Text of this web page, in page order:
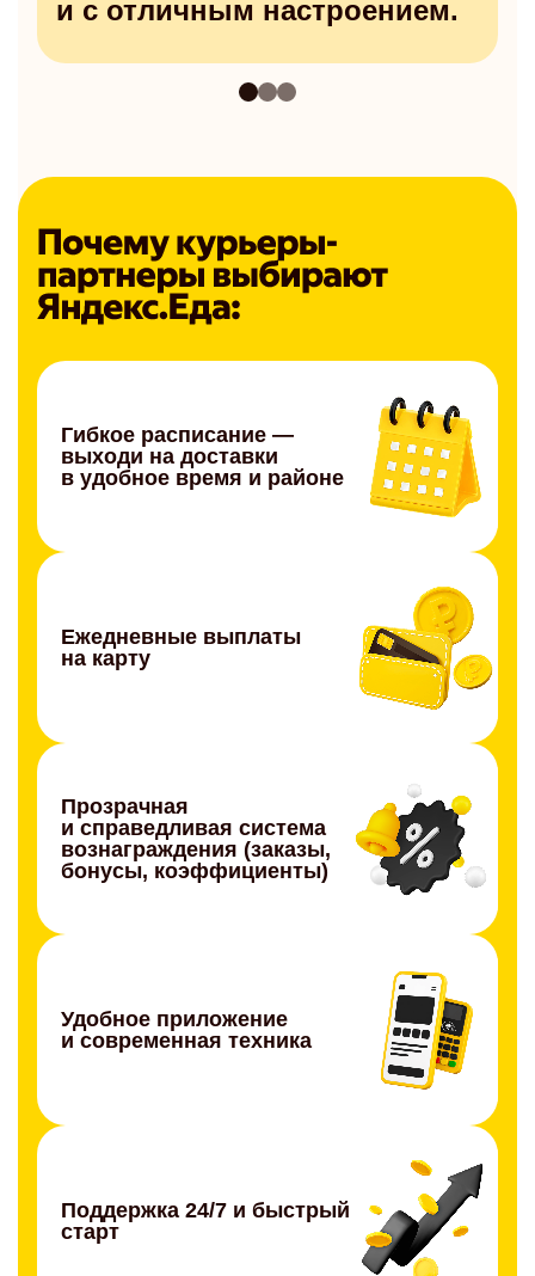
и с отличным настроением.
Гибкое расписание —
выходи на доставки
в удобное время и районе
Ежедневные выплаты
на карту
Прозрачная
и справедливая система
вознаграждения (заказы,
бонусы, коэффициенты)
Удобное приложение
и современная техника
Поддержка 24/7 и быстрый
старт